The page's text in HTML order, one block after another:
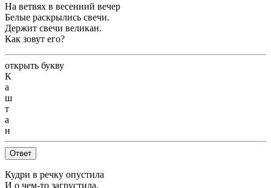
На ветвях в весенний вечер
Белые раскрылись свечи.
Держит свечи великан.
Как зовут его?
открыть букву
К
а
ш
т
а
н
Ответ
Кудри в речку опустила
И о чем-то загрустила,